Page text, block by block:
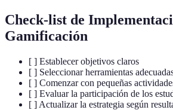
Check-list de
Gamificación
[ ] Establecer objetivos claros
[ ] Seleccionar herramientas
[ ] Comenzar con pequeñas
[ ] Evaluar la participación de los
[ ] Actualizar la estrategia según